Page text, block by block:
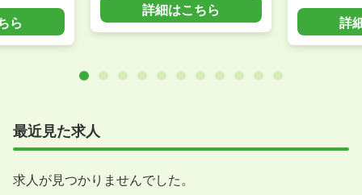
ら
詳細はこちら
詳
最近見た求人
求人が見つかりませんでした。